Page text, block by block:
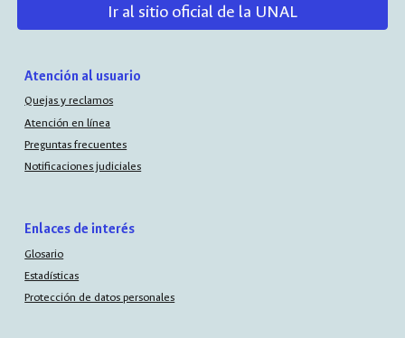
Ir al sitio oficial de la UNAL
Atención al usuario
Quejas y reclamos
Atención en línea
Preguntas frecuentes
Notificaciones judiciales
Enlaces de interés
Glosario
Estadísticas
Protección de datos personales